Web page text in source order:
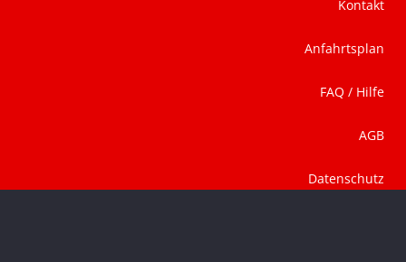
Kontakt
Anfahrtsplan
FAQ / Hilfe
AGB
Datenschutz